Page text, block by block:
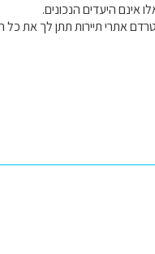
אינם היעדים הנכונים.
אתרי תיירות תתן לך את